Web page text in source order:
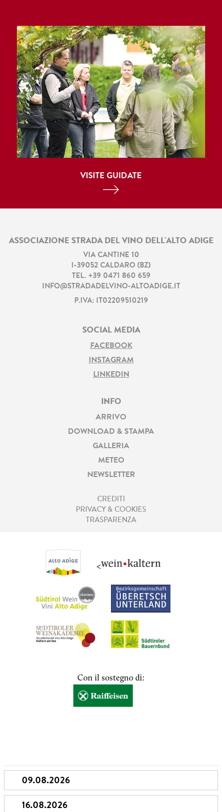
VISITE GUIDATE
ASSOCIAZIONE STRADA DEL VINO DELL'ALTO ADIGE
VIA CANTINE 10
I-39052 CALDARO (BZ)
TEL. +39 0471 860 659
INFO@STRADADELVINO-ALTOADIGE.IT
P.IVA: IT02209510219
SOCIAL MEDIA
FACEBOOK
INSTAGRAM
LINKEDIN
INFO
ARRIVO
DOWNLOAD & STAMPA
GALLERIA
METEO
NEWSLETTER
CREDITI
PRIVACY & COOKIES
TRASPARENZA
<
Con il sostegno di: